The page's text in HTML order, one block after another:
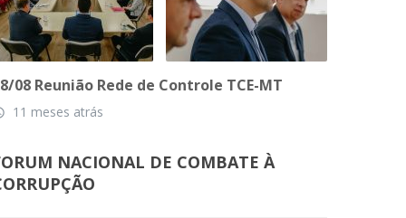
08 Reunião Rede de Controle TCE-MT
11 meses atrás
NACIONAL DE COMBATE À